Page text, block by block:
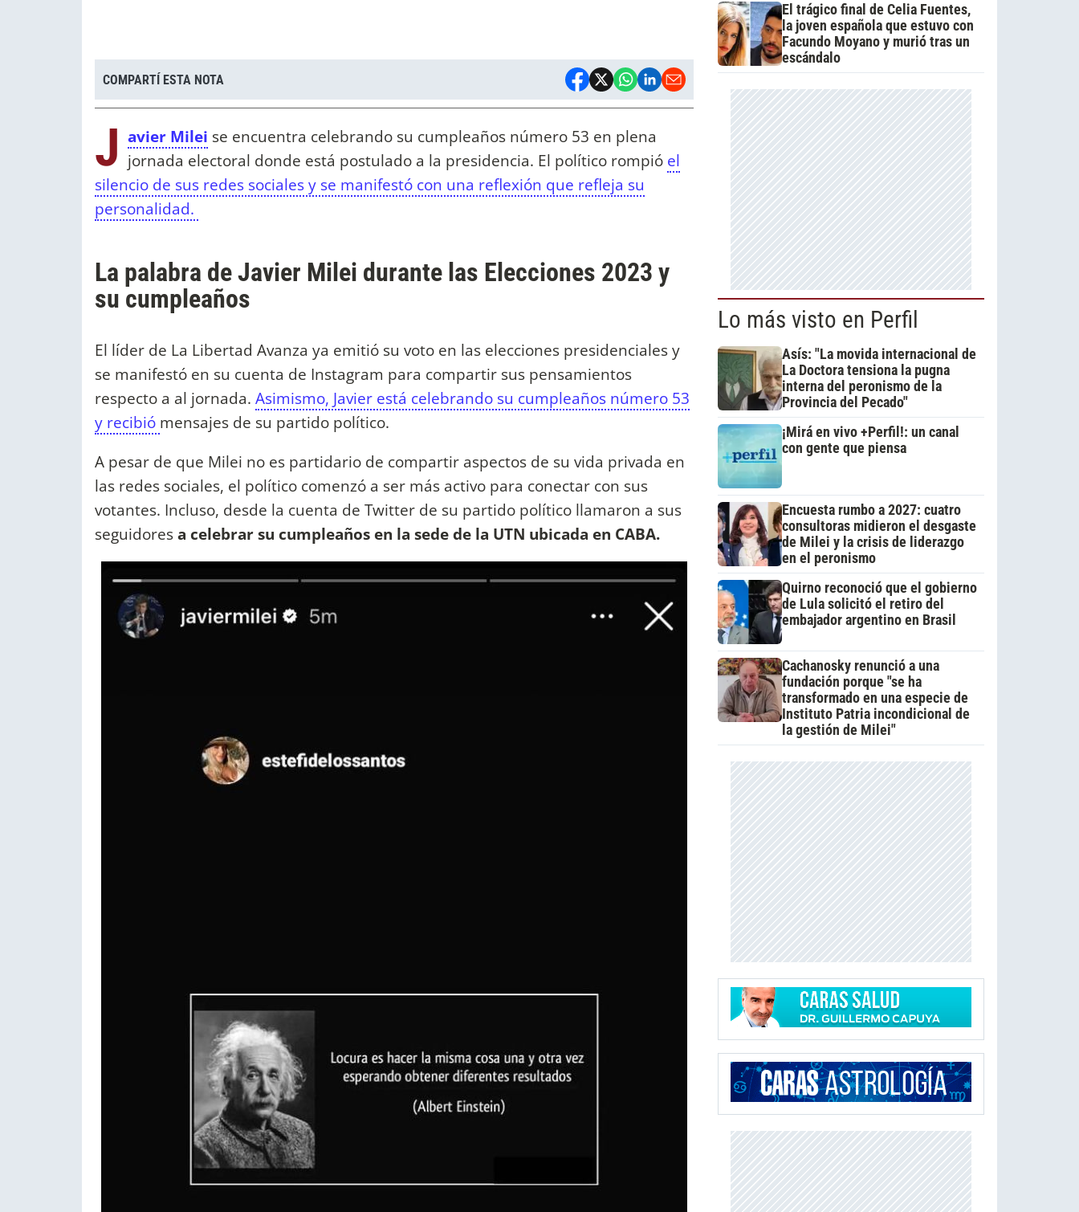
COMPARTÍ ESTA NOTA
J avier Milei se encuentra celebrando su cumpleaños número 53 en plena
jornada electoral donde está postulado a la presidencia. El político rompió el
silencio de sus redes sociales y se manifestó con una reflexión que refleja su
personalidad.
La palabra de Javier Milei durante las Elecciones 2023 y
su cumpleaños
El líder de La Libertad Avanza ya emitió su voto en las elecciones presidenciales y
se manifestó en su cuenta de Instagram para compartir sus pensamientos
respecto a al jornada. Asimismo, Javier está celebrando su cumpleaños número 53
y recibió mensajes de su partido político.
A pesar de que Milei no es partidario de compartir aspectos de su vida privada en
las redes sociales, el político comenzó a ser más activo para conectar con sus
votantes. Incluso, desde la cuenta de Twitter de su partido político llamaron a sus
seguidoresa celebrar su cumpleaños en la sede de la UTN ubicada en CABA.
El trágico final de Celia Fuentes,
la joven española que estuvo con
Facundo Moyano y murió tras un
escándalo
Lo más visto en Perfil
Asís: "La movida internacional de
La Doctora tensiona la pugna
interna del peronismo de la
Provincia del Pecado"
¡Mirá en vivo +Perfil!: un canal
con gente que piensa
Encuesta rumbo a 2027: cuatro
consultoras midieron el desgaste
de Milei y la crisis de liderazgo
en el peronismo
Quirno reconoció que el gobierno
de Lula solicitó el retiro del
embajador argentino en Brasil
Cachanosky renunció a una
fundación porque "se ha
transformado en una especie de
Instituto Patria incondicional de
la gestión de Milei"